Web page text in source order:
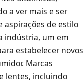
a ver mais e ser
aspirações de estilo
indústria, um em
estabelecer novos
Marcas
lentes, incluindo